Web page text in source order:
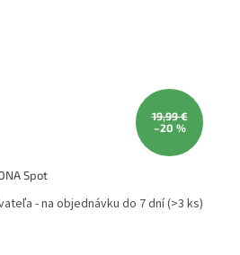
19,99 €
–20 %
Spot
- na objednávku do 7 dní(>3 ks)